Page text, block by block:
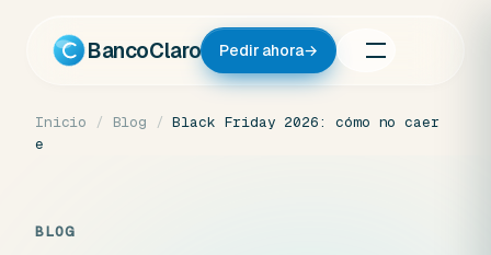
contenido
BancoClaro Pedir ahora→
Inicio / Blog / Black Friday 2026: cómo no caer
e
BLOG